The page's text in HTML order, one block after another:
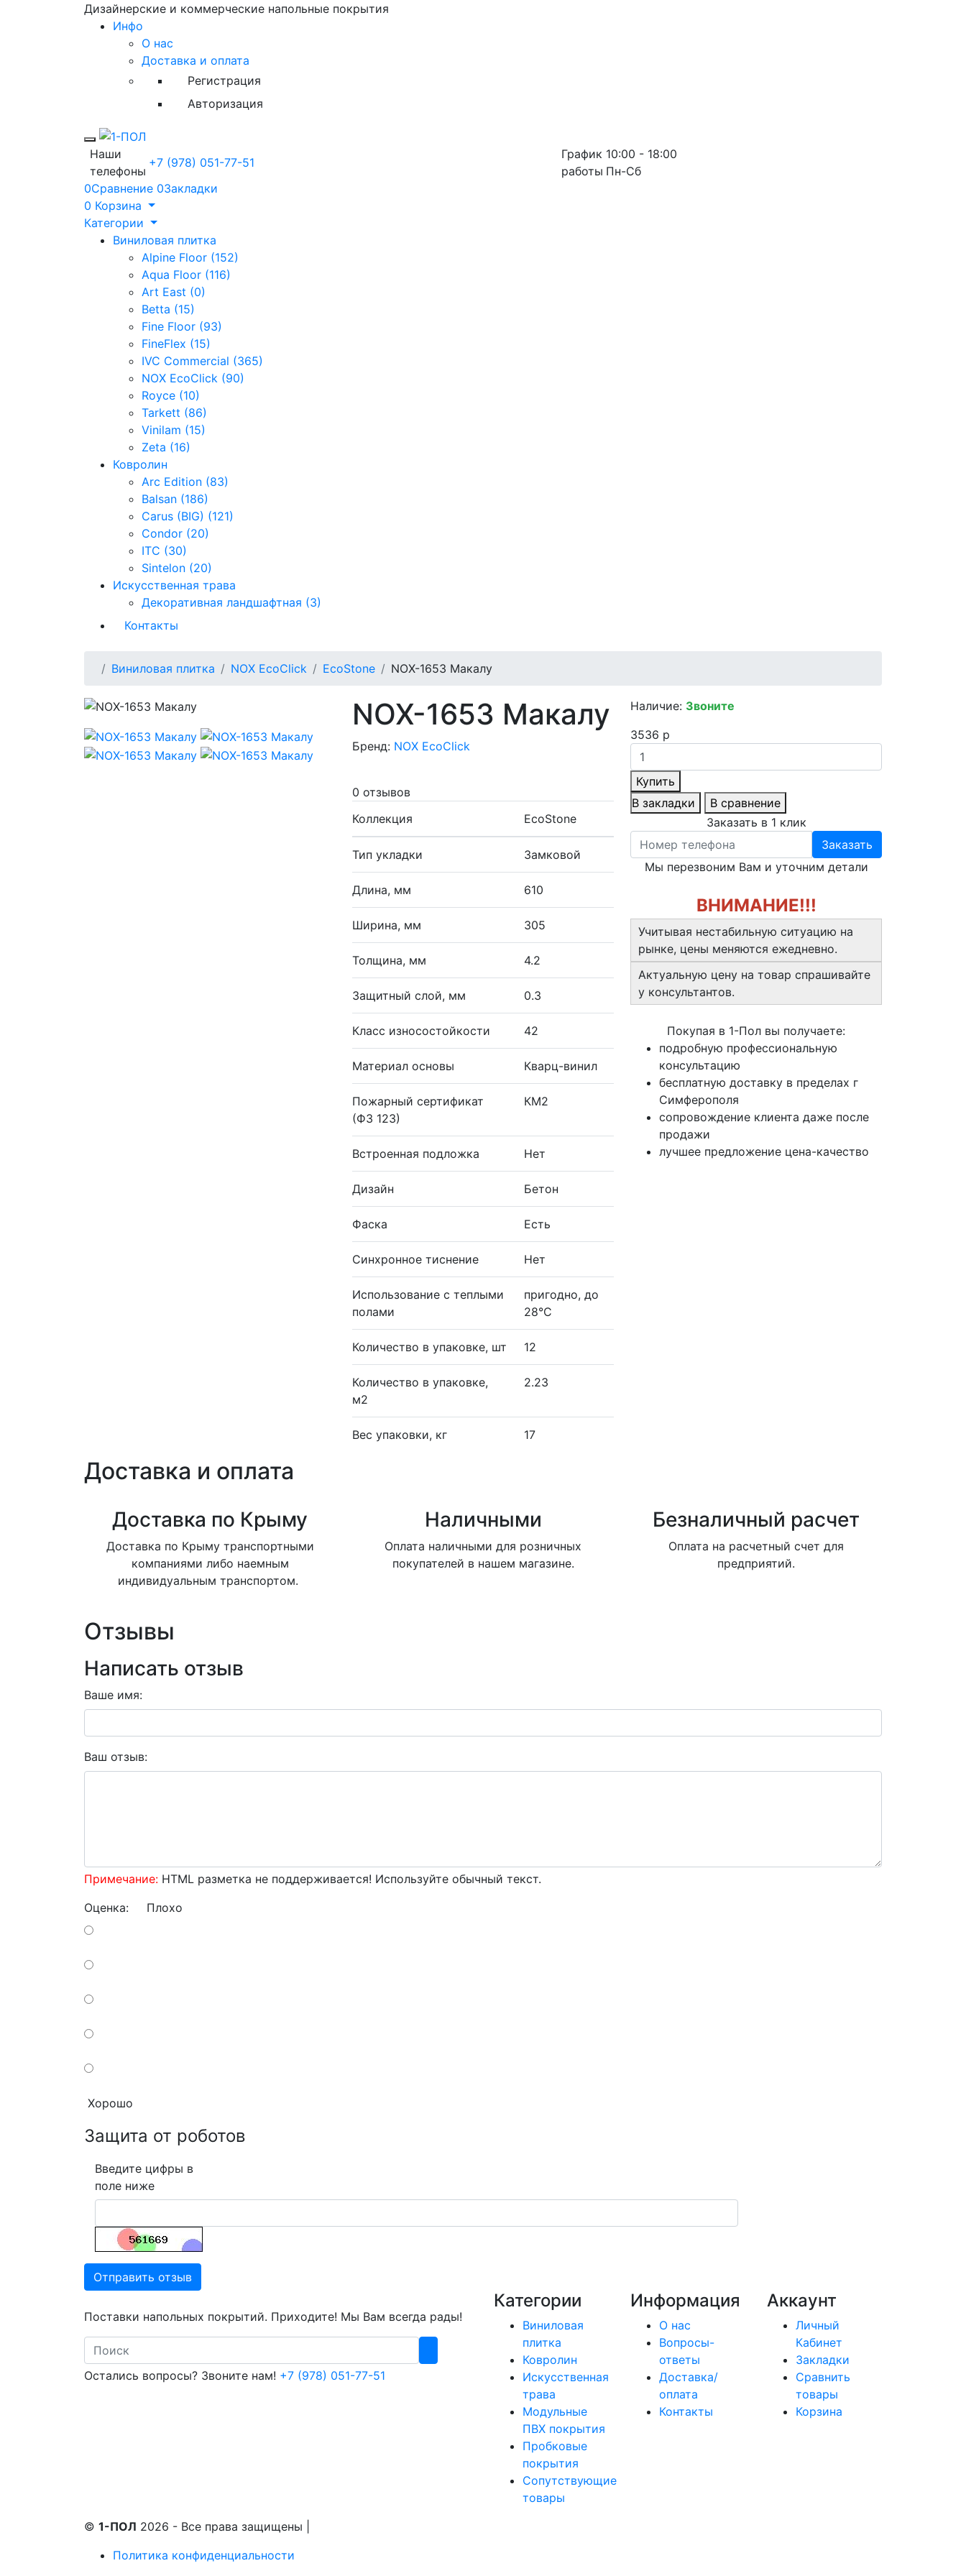
Дизайнерские и коммерческие напольные покрытия
Инфо
О нас
Доставка и оплата
Регистрация
Авторизация
Toggle mobile menu
Наши
телефоны
+7 (978) 051-77-51
График
работы
10:00 - 18:00
Пн-Сб
0Сравнение 0Закладки
0 Корзина
Категории
Виниловая плитка
Alpine Floor (152)
Aqua Floor (116)
Art East (0)
Betta (15)
Fine Floor (93)
FineFlex (15)
IVC Commercial (365)
NOX EcoClick (90)
Royce (10)
Tarkett (86)
Vinilam (15)
Zeta (16)
Ковролин
Arc Edition (83)
Balsan (186)
Carus (BIG) (121)
Condor (20)
ITC (30)
Sintelon (20)
Искусственная трава
Декоративная ландшафтная (3)
Контакты
Виниловая плитка NOX EcoClick EcoStone NOX-1653 Макалу
NOX-1653 Макалу
Бренд: NOX EcoClick
0 отзывов
Коллекция
EcoStone
Тип укладки Замковой
Длина, мм 610
Ширина, мм 305
Толщина, мм 4.2
Защитный слой, мм 0.3
Класс износостойкости 42
Материал основы Кварц-винил
Пожарный сертификат
(ФЗ 123)
КМ2
Встроенная подложка Нет
Дизайн Бетон
Фаска Есть
Синхронное тиснение Нет
Использование с теплыми
полами
пригодно, до
28°С
Количество в упаковке, шт 12
Количество в упаковке,
м2
2.23
Вес упаковки, кг 17
Наличие: Звоните
3536 р
Купить
В закладки
В сравнение
Заказать в 1 клик
Заказать
Мы перезвоним Вам и уточним детали
ВНИМАНИЕ!!!
Учитывая нестабильную ситуацию на
рынке, цены меняются ежедневно.
Актуальную цену на товар спрашивайте
у консультантов.
Покупая в 1-Пол вы получаете:
подробную профессиональную
консультацию
бесплатную доставку в пределах г
Симферополя
сопровождение клиента даже после
продажи
лучшее предложение цена-качество
Доставка и оплата
Доставка по Крыму
Доставка по Крыму транспортными
компаниями либо наемным
индивидуальным транспортом.
Наличными
Оплата наличными для розничных
покупателей в нашем магазине.
Безналичный расчет
Оплата на расчетный счет для
предприятий.
Отзывы
Написать отзыв
Ваше имя:
Ваш отзыв:
Примечание: HTML разметка не поддерживается! Используйте обычный текст.
Оценка: Плохо
Хорошо
Защита от роботов
Введите цифры в
поле ниже
Отправить отзыв
Поставки напольных покрытий. Приходите! Мы Вам всегда рады!
Search
Остались вопросы? Звоните нам! +7 (978) 051-77-51
Категории
Виниловая
плитка
Ковролин
Искусственная
трава
Модульные
ПВХ покрытия
Пробковые
покрытия
Сопутствующие
товары
Информация
О нас
Вопросы-
ответы
Доставка/
оплата
Контакты
Аккаунт
Личный
Кабинет
Закладки
Сравнить
товары
Корзина
© 1-ПОЛ 2026 - Все права защищены
Политика конфиденциальности